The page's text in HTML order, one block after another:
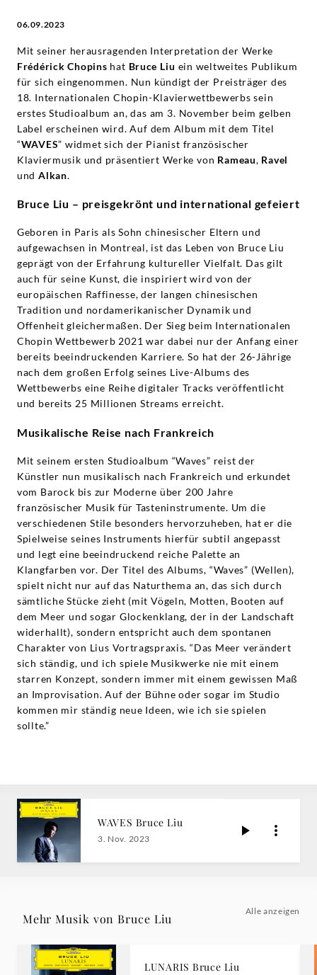
Grammophon
06.09.2023
Mit seiner herausragenden Interpretation der Werke
Frédérick Chopins hat Bruce Liu ein weltweites Publikum
für sich eingenommen. Nun kündigt der Preisträger des
18. Internationalen Chopin-Klavierwettbewerbs sein
erstes Studioalbum an, das am 3. November beim gelben
Label erscheinen wird. Auf dem Album mit dem Titel
“WAVES” widmet sich der Pianist französischer
Klaviermusik und präsentiert Werke von Rameau, Ravel
und Alkan.
Bruce Liu – preisgekrönt und international gefeiert
Geboren in Paris als Sohn chinesischer Eltern und
aufgewachsen in Montreal, ist das Leben von Bruce Liu
geprägt von der Erfahrung kultureller Vielfalt. Das gilt
auch für seine Kunst, die inspiriert wird von der
europäischen Raffinesse, der langen chinesischen
Tradition und nordamerikanischer Dynamik und
Offenheit gleichermaßen. Der Sieg beim Internationalen
Chopin Wettbewerb 2021 war dabei nur der Anfang einer
bereits beeindruckenden Karriere. So hat der 26-Jährige
nach dem großen Erfolg seines Live-Albums des
Wettbewerbs eine Reihe digitaler Tracks veröffentlicht
und bereits 25 Millionen Streams erreicht.
Musikalische Reise nach Frankreich
Mit seinem ersten Studioalbum “Waves” reist der
Künstler nun musikalisch nach Frankreich und erkundet
vom Barock bis zur Moderne über 200 Jahre
französischer Musik für Tasteninstrumente. Um die
verschiedenen Stile besonders hervorzuheben, hat er die
Spielweise seines Instruments hierfür subtil angepasst
und legt eine beeindruckend reiche Palette an
Klangfarben vor. Der Titel des Albums, “Waves” (Wellen),
spielt nicht nur auf das Naturthema an, das sich durch
sämtliche Stücke zieht (mit Vögeln, Motten, Booten auf
dem Meer und sogar Glockenklang, der in der Landschaft
widerhallt), sondern entspricht auch dem spontanen
Charakter von Lius Vortragspraxis. “Das Meer verändert
sich ständig, und ich spiele Musikwerke nie mit einem
starren Konzept, sondern immer mit einem gewissen Maß
an Improvisation. Auf der Bühne oder sogar im Studio
kommen mir ständig neue Ideen, wie ich sie spielen
sollte.”
WAVES Bruce Liu
3. Nov. 2023
Mehr Musik von Bruce Liu
Alle anzeigen
LUNARIS Bruce Liu